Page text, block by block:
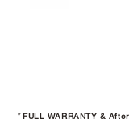
*FULL WARRANTY &